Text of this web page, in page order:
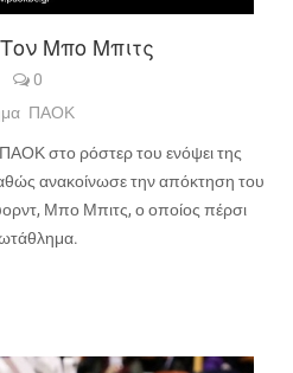
Μπο Μπιτς
0
ΠΑΟΚ
στο ρόστερ του ενόψει της
ανακοίνωσε την απόκτηση του
Μπο Μπιτς, ο οποίος πέρσι